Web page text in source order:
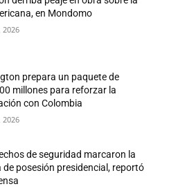
en Mondomo
2026
prepara un paquete de
millones para reforzar la
con Colombia
2026
de seguridad marcaron la
de posesión presidencial, reportó